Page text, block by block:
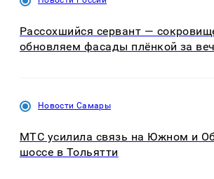
Рассохшийся сервант —
обновляем фасады плёнкой за
Новости Самары
МТС усилила связь на Южном и
шоссе в Тольятти